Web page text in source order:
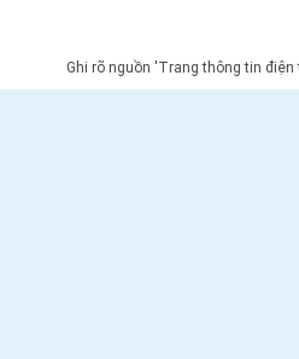
Ghi rõ nguồn 'Trang thông tin